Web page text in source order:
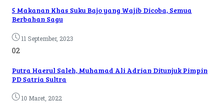
5 Makanan Khas Suku Bajo yang Wajib Dicoba, Semua
Berbahan Sagu
11 September, 2023
02
Putra Haerul Saleh, Muhamad Ali Adrian Ditunjuk Pimpin
PD Satria Sultra
10 Maret, 2022